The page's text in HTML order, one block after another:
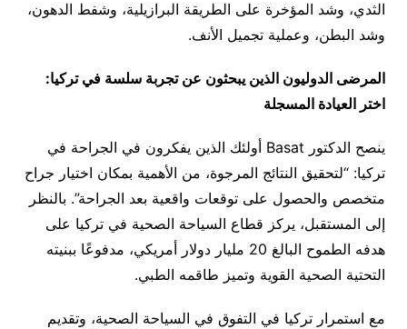
الثدي، وشد المؤخرة على الطريقة البرازيلية، وشفط الدهون،
وشد البطن، وعملية تجميل الأنف.
المرضى الدوليون الذين يبحثون عن تجربة سلسة في تركيا:
اختر العيادة المسجلة
ينصح الدكتور Basat أولئك الذين يفكرون في الجراحة في
تركيا: “لتحقيق النتائج المرجوة، من الأهمية بمكان اختيار جراح
متخصص والحصول على توقعات واقعية بعد الجراحة”. بالنظر
إلى المستقبل، يركز قطاع السياحة الصحية في تركيا على
هدفه الطموح البالغ 20 مليار دولار أمريكي، مدفوعًا ببنيته
التحتية الصحية القوية وتميز طاقمه الطبي.
مع استمرار تركيا في التفوق في السياحة الصحية، وتقديم